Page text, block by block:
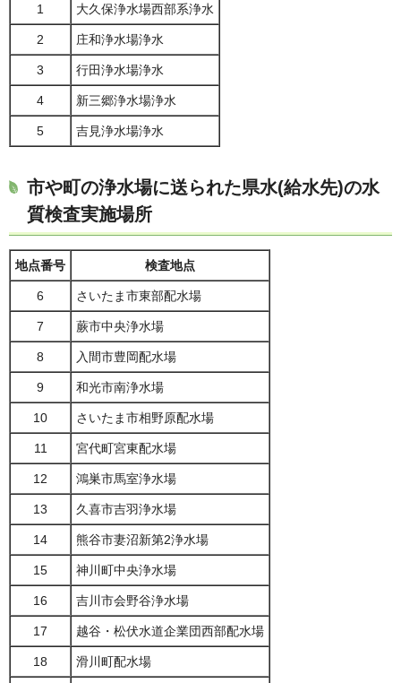
1 大久保浄水場西部系浄水
2 庄和浄水場浄水
3 行田浄水場浄水
4 新三郷浄水場浄水
5 吉見浄水場浄水
市や町の浄水場に送られた県水(給水先)の水
質検査実施場所
地点番号 検査地点
6 さいたま市東部配水場
7 蕨市中央浄水場
8 入間市豊岡配水場
9 和光市南浄水場
10 さいたま市相野原配水場
11 宮代町宮東配水場
12 鴻巣市馬室浄水場
13 久喜市吉羽浄水場
14 熊谷市妻沼新第2浄水場
15 神川町中央浄水場
16 吉川市会野谷浄水場
17 越谷・松伏水道企業団西部配水場
18 滑川町配水場